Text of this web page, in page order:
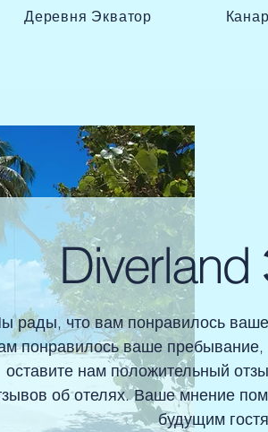
Деревня Экватор
рады, что вам понравилось
понравилось ваше
оставите нам положительный
об отелях. Ваше мнение
будущим